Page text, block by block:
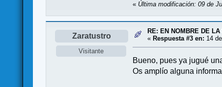
« Última modificación: 09 de
Zaratustro
Visitante
RE: EN NOMBRE DE
« Respuesta #3 en: 14
Bueno, pues ya jugué
Os amplío alguna